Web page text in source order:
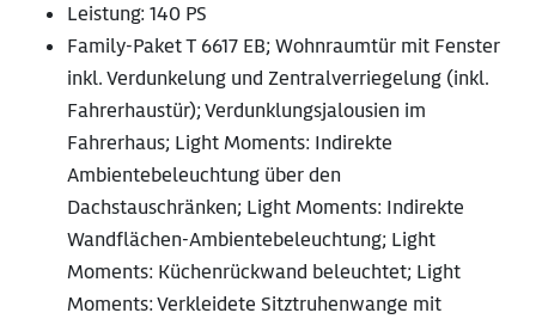
Leistung: 140 PS
Family-Paket T 6617 EB; Wohnraumtür mit Fenster
inkl. Verdunkelung und Zentralverriegelung (inkl.
Fahrerhaustür); Verdunklungsjalousien im
Fahrerhaus; Light Moments: Indirekte
Ambientebeleuchtung über den
Dachstauschränken; Light Moments: Indirekte
Wandflächen-Ambientebeleuchtung; Light
Moments: Küchenrückwand beleuchtet; Light
Moments: Verkleidete Sitztruhenwange mit